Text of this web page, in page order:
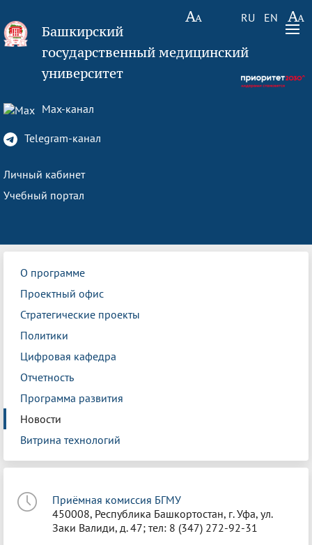
RU EN
Башкирский
государственный медицинский
университет
Max-канал
Telegram-канал
Личный кабинет
Учебный портал
О программе
Проектный офис
Стратегические проекты
Политики
Цифровая кафедра
Отчетность
Программа развития
Новости
Витрина технологий
Приёмная комиссия БГМУ
450008, Республика Башкортостан, г. Уфа, ул.
Заки Валиди, д. 47; тел: 8 (347) 272-92-31